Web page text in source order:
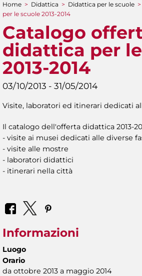
Tu sei qui
Home > Didattica > Didattica per le scuole >
per le scuole 2013-2014
Catalogo
didattica per
2013-2014
03/10/2013 - 31/05/2014
Visite, laboratori ed itinerari dedicati
Il catalogo dell'offerta didattica 2013-
- visite ai musei dedicati alle diverse
- visite alle mostre
- laboratori didattici
- itinerari nella città
Informazioni
Luogo
Orario
da ottobre 2013 a maggio 2014